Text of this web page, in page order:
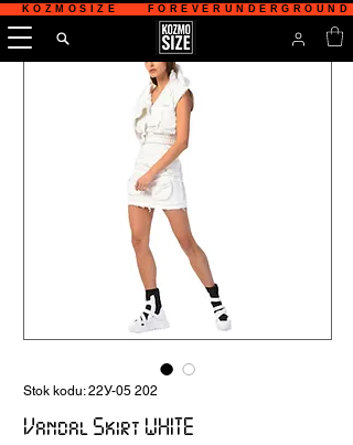
KOZMOSIZE    FOREVERUNDERGROUND
Stok kodu: 22У-05 202
Vandal Skirt WHITE